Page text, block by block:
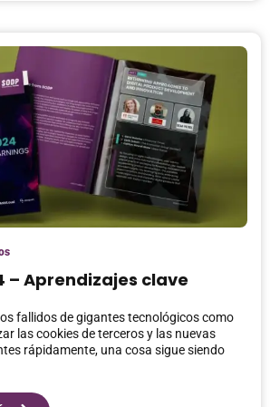
– Aprendizajes clave
fallidos de gigantes tecnológicos como
las cookies de terceros y las nuevas
rápidamente, una cosa sigue siendo